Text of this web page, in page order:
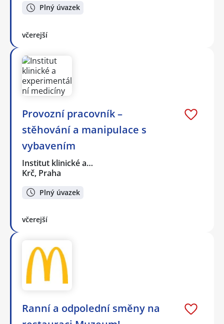
Plný úvazek
včerejší
Provozní pracovník –
stěhování a manipulace s
vybavením
Institut klinické a…
Krč, Praha
Plný úvazek
včerejší
Ranní a odpolední směny na